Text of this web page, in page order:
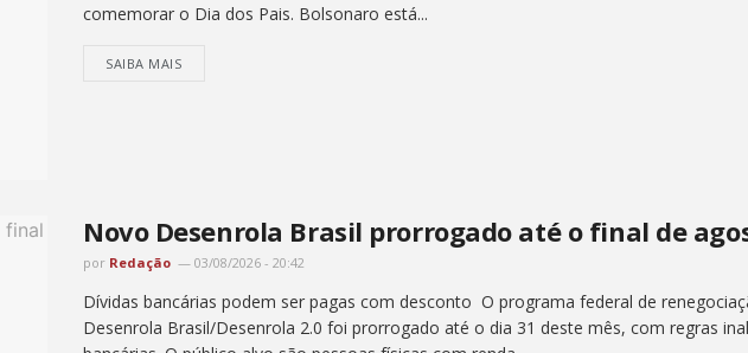
comemorar o Dia dos Pais. Bolsonaro está...
SAIBA MAIS
Novo Desenrola Brasil prorrogado até o final de
por Redação 03/08/2026 - 20:42
Dívidas bancárias podem ser pagas com desconto O programa federal de
Desenrola Brasil/Desenrola 2.0 foi prorrogado até o dia 31 deste mês, com regras